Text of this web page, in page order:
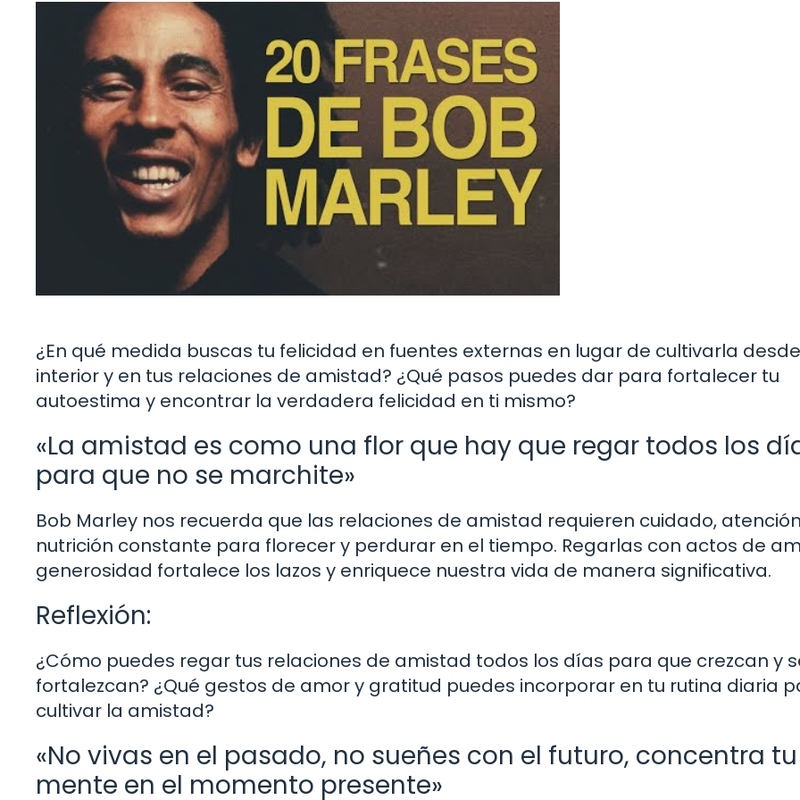
¿En qué medida buscas tu felicidad en fuentes externas en lugar de cultivarla
interior y en tus relaciones de amistad? ¿Qué pasos puedes dar para fortalecer tu
autoestima y encontrar la verdadera felicidad en ti mismo?
«La amistad es como una flor que hay que regar todos los
para que no se marchite»
Bob Marley nos recuerda que las relaciones de amistad requieren cuidado,
nutrición constante para florecer y perdurar en el tiempo. Regarlas con actos de
generosidad fortalece los lazos y enriquece nuestra vida de manera significativa.
Reflexión:
¿Cómo puedes regar tus relaciones de amistad todos los días para que crezcan y
fortalezcan? ¿Qué gestos de amor y gratitud puedes incorporar en tu rutina diaria
cultivar la amistad?
«No vivas en el pasado, no sueñes con el futuro, concentra tu
mente en el momento presente»